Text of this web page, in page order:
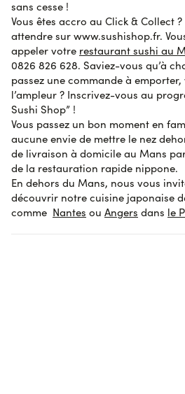
Isabelle D.
Le plat était très bon. J'ai trouvé
poissons étaient coupés très
seuls avec les baguettes.
sans cesse !
Vous êtes accro au Click & Collect
attendre sur www.sushishop.fr.
appeler votre restaurant sushi au
0826 826 628. Saviez-vous qu’à
passez une commande à
l’ampleur ? Inscrivez-vous au
Sushi Shop” !
Vous passez un bon moment en
aucune envie de mettre le nez
de livraison à domicile au Mans
de la restauration rapide nippone.
En dehors du Mans, nous vous
découvrir notre cuisine japonaise
comme Nantes ou Angers dans le